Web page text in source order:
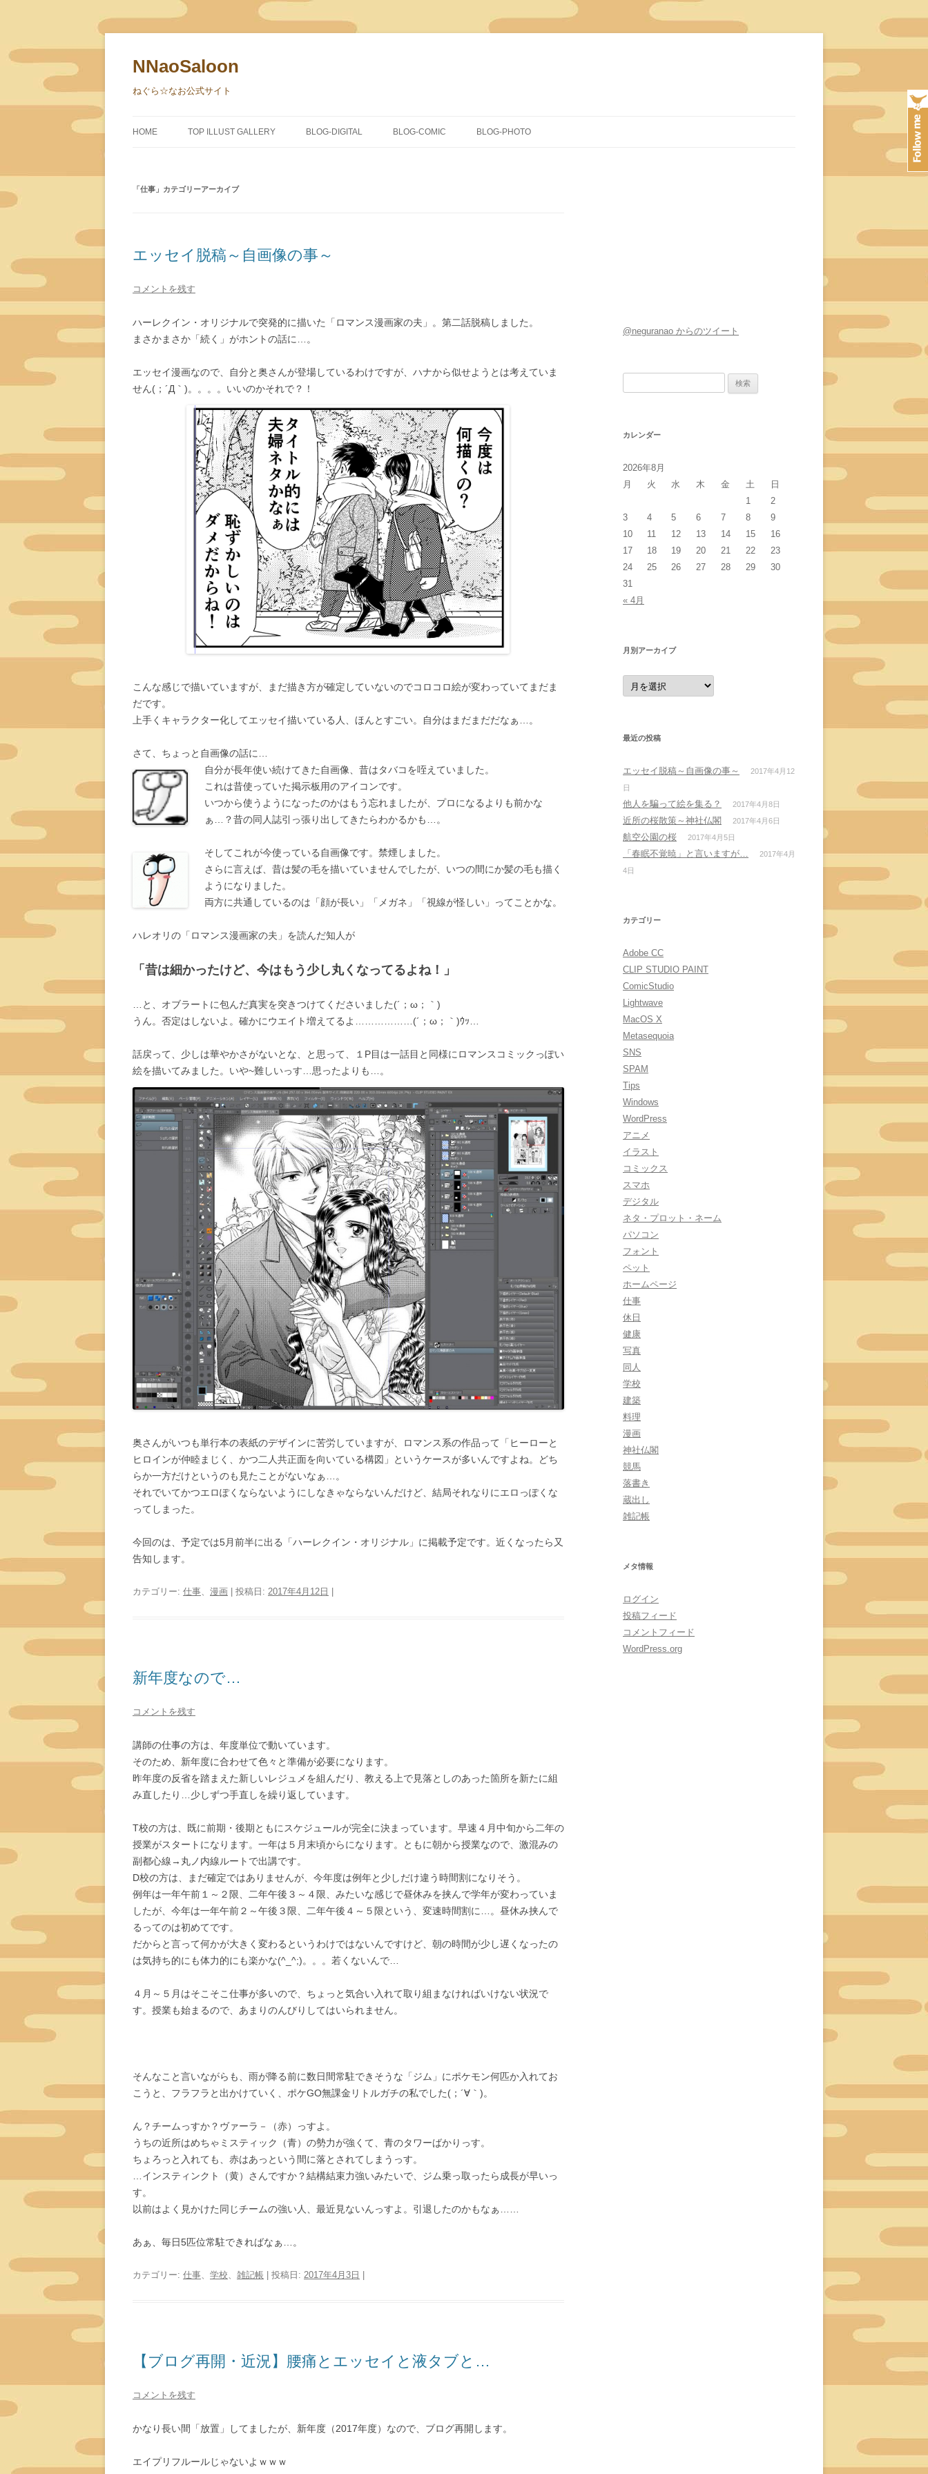
NNaoSaloon
ねぐら☆なお公式サイト
HOME TOP ILLUST GALLERY BLOG-DIGITAL BLOG-COMIC BLOG-PHOTO
「仕事 」カテゴリーアーカイブ
エッセイ脱稿～自画像の事～
コメントを残す
ハーレクイン・オリジナルで突発的に描いた「ロマンス漫画家の夫」。第二話脱稿しました。
まさかまさか「続く」がホントの話に…。
エッセイ漫画なので、自分と奥さんが登場しているわけですが、ハナから似せようとは考えていま
せん(；´Д｀)。。。。いいのかそれで？！
こんな感じで描いていますが、まだ描き方が確定していないのでコロコロ絵が変わっていてまだま
だです。
上手くキャラクター化してエッセイ描いている人、ほんとすごい。自分はまだまだだなぁ…。
さて、ちょっと自画像の話に…
自分が長年使い続けてきた自画像、昔はタバコを咥えていました。
これは昔使っていた掲示板用のアイコンです。
いつから使うようになったのかはもう忘れましたが、プロになるよりも前かな
ぁ…？昔の同人誌引っ張り出してきたらわかるかも…。
そしてこれが今使っている自画像です。禁煙しました。
さらに言えば、昔は髪の毛を描いていませんでしたが、いつの間にか髪の毛も描く
ようになりました。
両方に共通しているのは「顔が長い」「メガネ」「視線が怪しい」ってことかな。
ハレオリの「ロマンス漫画家の夫」を読んだ知人が
「昔は細かったけど、今はもう少し丸くなってるよね！」
…と、オブラートに包んだ真実を突きつけてくださいました(´；ω；｀)
うん。否定はしないよ。確かにウエイト増えてるよ………………(´；ω；｀)ｳｯ…
話戻って、少しは華やかさがないとな、と思って、１P目は一話目と同様にロマンスコミックっぽい
絵を描いてみました。いや~難しいっす…思ったよりも…。
奥さんがいつも単行本の表紙のデザインに苦労していますが、ロマンス系の作品って「ヒーローと
ヒロインが仲睦まじく、かつ二人共正面を向いている構図」というケースが多いんですよね。どち
らか一方だけというのも見たことがないなぁ…。
それでいてかつエロぽくならないようにしなきゃならないんだけど、結局それなりにエロっぽくな
ってしまった。
今回のは、予定では5月前半に出る「ハーレクイン・オリジナル」に掲載予定です。近くなったら又
告知します。
カテゴリー: 仕事 漫画 | 投稿日: 2017年4月12日
新年度なので…
コメントを残す
講師の仕事の方は、年度単位で動いています。
そのため、新年度に合わせて色々と準備が必要になります。
昨年度の反省を踏まえた新しいレジュメを組んだり、教える上で見落としのあった箇所を新たに組
み直したり…少しずつ手直しを繰り返しています。
T校の方は、既に前期・後期ともにスケジュールが完全に決まっています。早速４月中旬から二年の
授業がスタートになります。一年は５月末頃からになります。ともに朝から授業なので、激混みの
副都心線→丸ノ内線ルートで出講です。
D校の方は、まだ確定ではありませんが、今年度は例年と少しだけ違う時間割になりそう。
例年は一年午前１～２限、二年午後３～４限、みたいな感じで昼休みを挟んで学年が変わっていま
したが、今年は一年午前２～午後３限、二年午後４～５限という、変速時間割に…。昼休み挟んで
るってのは初めてです。
だからと言って何かが大きく変わるというわけではないんですけど、朝の時間が少し遅くなったの
は気持ち的にも体力的にも楽かな(^_^;)。。。若くないんで…
４月～５月はそこそこ仕事が多いので、ちょっと気合い入れて取り組まなければいけない状況で
す。授業も始まるので、あまりのんびりしてはいられません。
そんなこと言いながらも、雨が降る前に数日間常駐できそうな「ジム」にポケモン何匹か入れてお
こうと、フラフラと出かけていく、ポケGO無課金リトルガチの私でした(；´∀｀)。
ん？チームっすか？ヴァーラ－（赤）っすよ。
うちの近所はめちゃミスティック（青）の勢力が強くて、青のタワーばかりっす。
ちょろっと入れても、赤はあっという間に落とされてしまうっす。
…インスティンクト（黄）さんですか？結構結束力強いみたいで、ジム乗っ取ったら成長が早いっ
す。
以前はよく見かけた同じチームの強い人、最近見ないんっすよ。引退したのかもなぁ……
あぁ、毎日5匹位常駐できればなぁ…。
カテゴリー: 仕事 学校 雑記帳 | 投稿日: 2017年4月3日
【ブログ再開・近況】腰痛とエッセイと液タブと…
コメントを残す
かなり長い間「放置」してましたが、新年度（2017年度）なので、ブログ再開します。
エイプリフルールじゃないよｗｗｗ
@neguranao からのツイート
カレンダー
2026年8月
月
火 水 木 金 土
日
1
2
3
4 5 6 7 8
9
10
11 12 13 14 15
16
17
18 19 20 21 22
23
24
25 26 27 28 29
30
31
« 4月
月別アーカイブ
月
別
ア
ブ
最近の投稿
エッセイ脱稿～自画像の事～
2017年4月12
日
他人を騙って絵を集る？ 2017年4月8日
近所の桜散策～神社仏閣 2017年4月6日
航空公園の桜 2017年4月5日
「春眠不覚暁」と言いますが…
2017年4月
4日
カテゴリー
Adobe CC
CLIP STUDIO PAINT
ComicStudio
Lightwave
MacOS X
Metasequoia
SNS
SPAM
Tips
Windows
WordPress
アニメ
イラスト
コミックス
スマホ
デジタル
ネタ・プロット・ネーム
パソコン
フォント
ペット
ホームページ
仕事
休日
健康
写真
同人
学校
建築
料理
漫画
神社仏閣
競馬
落書き
蔵出し
雑記帳
メタ情報
ログイン
投稿フィード
コメントフィード
WordPress.org